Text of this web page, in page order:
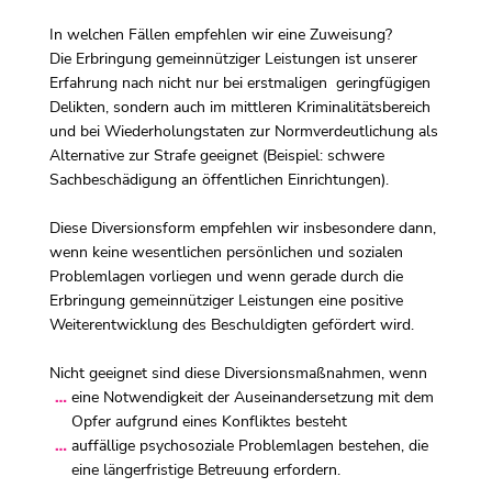
In welchen Fällen empfehlen wir eine Zuweisung?
Die Erbringung gemeinnütziger Leistungen ist unserer
Erfahrung nach nicht nur bei erstmaligen geringfügigen
Delikten, sondern auch im mittleren Kriminalitätsbereich
und bei Wiederholungstaten zur Normverdeutlichung als
Alternative zur Strafe geeignet (Beispiel: schwere
Sachbeschädigung an öffentlichen Einrichtungen).
Diese Diversionsform empfehlen wir insbesondere dann,
wenn keine wesentlichen persönlichen und sozialen
Problemlagen vorliegen und wenn gerade durch die
Erbringung gemeinnütziger Leistungen eine positive
Weiterentwicklung des Beschuldigten gefördert wird.
Nicht geeignet sind diese Diversionsmaßnahmen, wenn
eine Notwendigkeit der Auseinandersetzung mit dem
Opfer aufgrund eines Konfliktes besteht
auffällige psychosoziale Problemlagen bestehen, die
eine längerfristige Betreuung erfordern.